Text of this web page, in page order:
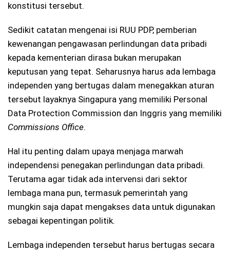
konstitusi tersebut.
Sedikit catatan mengenai isi RUU PDP, pemberian
kewenangan pengawasan perlindungan data pribadi
kepada kementerian dirasa bukan merupakan
keputusan yang tepat. Seharusnya harus ada lembaga
independen yang bertugas dalam menegakkan aturan
tersebut layaknya Singapura yang memiliki Personal
Data Protection Commission dan Inggris yang memiliki
Commissions Office.
Hal itu penting dalam upaya menjaga marwah
independensi penegakan perlindungan data pribadi.
Terutama agar tidak ada intervensi dari sektor
lembaga mana pun, termasuk pemerintah yang
mungkin saja dapat mengakses data untuk digunakan
sebagai kepentingan politik.
Lembaga independen tersebut harus bertugas secara